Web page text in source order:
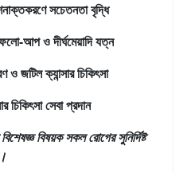
সচেতনতা বৃদ্ধি
ফলো-আপ ও দীর্ঘমেয়াদি যত্ন
ও জটিল ক্যান্সার চিকিৎসা
চিকিৎসা সেবা প্রদান
বিষয়ক সকল রোগের সুনির্দিষ্ট